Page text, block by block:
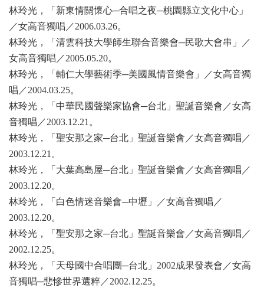
林玲光，「新東情關懷心─合唱之夜─桃園縣立文化中心」
／女高音獨唱／2006.03.26。
林玲光，「清雲科技大學師生聯合音樂會─民歌大會串」／
女高音獨唱／2005.05.20。
林玲光，「輔仁大學藝術季─美國風情音樂會」／女高音獨
唱／2004.03.25。
林玲光，「中華民國聲樂家協會─台北」聖誕音樂會／女高
音獨唱／2003.12.21 。
林玲光，「聖安那之家─台北」聖誕音樂會／女高音獨唱／
2003.12.21 。
林玲光，「大葉高島屋─台北」聖誕音樂會／女高音獨唱／
2003.12.20。
林玲光，「白色情迷音樂會─中壢」／女高音獨唱／
2003.12.20。
林玲光，「聖安那之家─台北」聖誕音樂會／女高音獨唱／
2002.12.25。
林玲光，「天母國中合唱團─台北」2002成果發表會／女高
音獨唱─悲慘世界選粹／2002.12.25。